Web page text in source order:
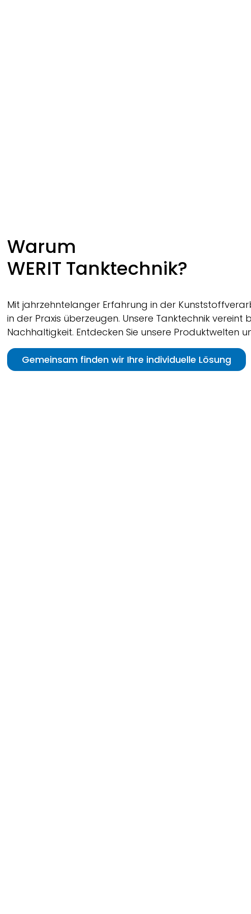
Warum
WERIT Tanktechnik?
Mit jahrzehntelanger Erfahrung in der
in der Praxis überzeugen. Unsere Tanktechnik
Nachhaltigkeit. Entdecken Sie unsere Produktwelten
Gemeinsam finden wir Ihre individuelle Lösung